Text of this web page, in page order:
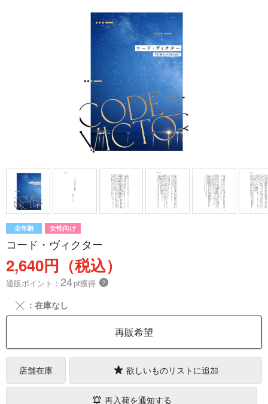
全年齢 女性向け
コード・ヴィクター
2,640円（税込）
通販ポイント： 24pt獲得 ？
╳ ：在庫なし
再販希望
店舗在庫 欲しいものリストに追加
再入荷を通知する